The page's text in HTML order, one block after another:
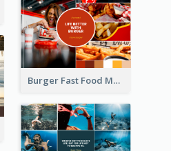
Burger Fast Food Mood Board